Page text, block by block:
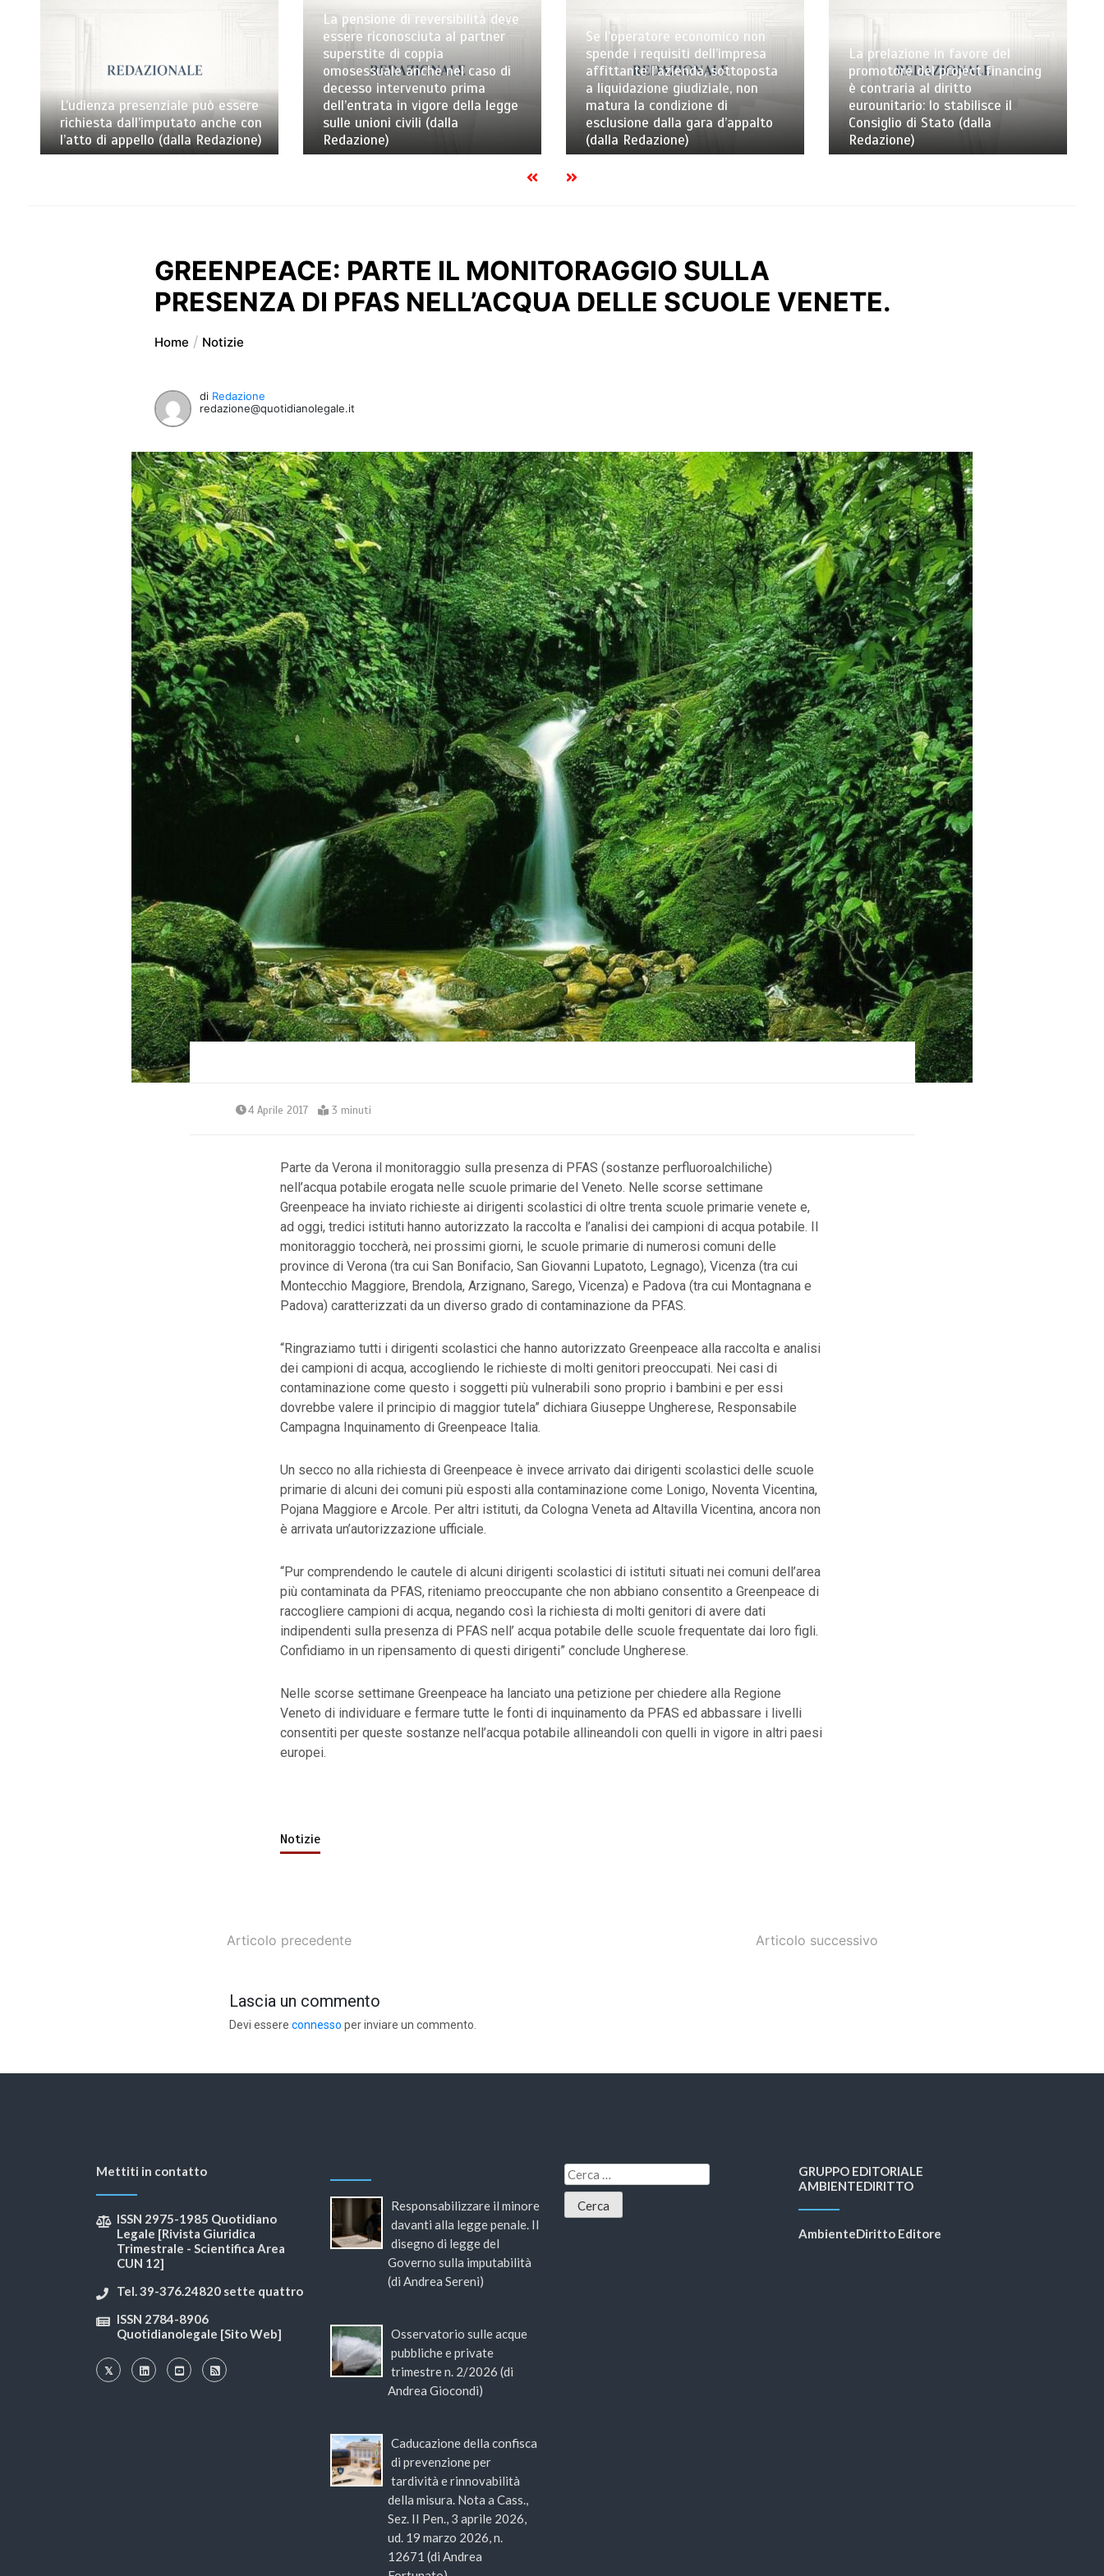
L’udienza presenziale può essere
richiesta dall’imputato anche con
l’atto di appello (dalla Redazione)
La pensione di reversibilità deve
essere riconosciuta al partner
superstite di coppia
omosessuale anche nel caso di
decesso intervenuto prima
dell’entrata in vigore della legge
sulle unioni civili (dalla
Redazione)
Se l’operatore economico non
spende i requisiti dell’impresa
affittante l’azienda, sottoposta
a liquidazione giudiziale, non
matura la condizione di
esclusione dalla gara d’appalto
(dalla Redazione)
La prelazione in favore del
promotore del project financing
è contraria al diritto
eurounitario: lo stabilisce il
Consiglio di Stato (dalla
Redazione)
GREENPEACE: PARTE IL MONITORAGGIO SULLA
PRESENZA DI PFAS NELL’ACQUA DELLE SCUOLE VENETE.
Home Notizie
di Redazione
redazione@quotidianolegale.it
4 Aprile 2017 3 minuti
Parte da Verona il monitoraggio sulla presenza di PFAS (sostanze perfluoroalchiliche)
nell’acqua potabile erogata nelle scuole primarie del Veneto. Nelle scorse settimane
Greenpeace ha inviato richieste ai dirigenti scolastici di oltre trenta scuole primarie venete e,
ad oggi, tredici istituti hanno autorizzato la raccolta e l’analisi dei campioni di acqua potabile. Il
monitoraggio toccherà, nei prossimi giorni, le scuole primarie di numerosi comuni delle
province di Verona (tra cui San Bonifacio, San Giovanni Lupatoto, Legnago), Vicenza (tra cui
Montecchio Maggiore, Brendola, Arzignano, Sarego, Vicenza) e Padova (tra cui Montagnana e
Padova) caratterizzati da un diverso grado di contaminazione da PFAS.
“Ringraziamo tutti i dirigenti scolastici che hanno autorizzato Greenpeace alla raccolta e analisi
dei campioni di acqua, accogliendo le richieste di molti genitori preoccupati. Nei casi di
contaminazione come questo i soggetti più vulnerabili sono proprio i bambini e per essi
dovrebbe valere il principio di maggior tutela” dichiara Giuseppe Ungherese, Responsabile
Campagna Inquinamento di Greenpeace Italia.
Un secco no alla richiesta di Greenpeace è invece arrivato dai dirigenti scolastici delle scuole
primarie di alcuni dei comuni più esposti alla contaminazione come Lonigo, Noventa Vicentina,
Pojana Maggiore e Arcole. Per altri istituti, da Cologna Veneta ad Altavilla Vicentina, ancora non
è arrivata un’autorizzazione ufficiale.
“Pur comprendendo le cautele di alcuni dirigenti scolastici di istituti situati nei comuni dell’area
più contaminata da PFAS, riteniamo preoccupante che non abbiano consentito a Greenpeace di
raccogliere campioni di acqua, negando così la richiesta di molti genitori di avere dati
indipendenti sulla presenza di PFAS nell’ acqua potabile delle scuole frequentate dai loro figli.
Confidiamo in un ripensamento di questi dirigenti” conclude Ungherese.
Nelle scorse settimane Greenpeace ha lanciato una petizione per chiedere alla Regione
Veneto di individuare e fermare tutte le fonti di inquinamento da PFAS ed abbassare i livelli
consentiti per queste sostanze nell’acqua potabile allineandoli con quelli in vigore in altri paesi
europei.
Notizie
Articolo precedente Articolo successivo
Lascia un commento
Devi essere connesso per inviare un commento.
Mettiti in contatto
ISSN 2975-1985 Quotidiano
Legale [Rivista Giuridica
Trimestrale - Scientifica Area
CUN 12]
Tel. 39-376.24820 sette quattro
ISSN 2784-8906
Quotidianolegale [Sito Web]
Responsabilizzare il minore
davanti alla legge penale. Il
disegno di legge del
Governo sulla imputabilità
(di Andrea Sereni)
Osservatorio sulle acque
pubbliche e private
trimestre n. 2/2026 (di
Andrea Giocondi)
Caducazione della confisca
di prevenzione per
tardività e rinnovabilità
della misura. Nota a Cass.,
Sez. II Pen., 3 aprile 2026,
ud. 19 marzo 2026, n.
12671 (di Andrea
GRUPPO EDITORIALE
AMBIENTEDIRITTO
AmbienteDiritto Editore